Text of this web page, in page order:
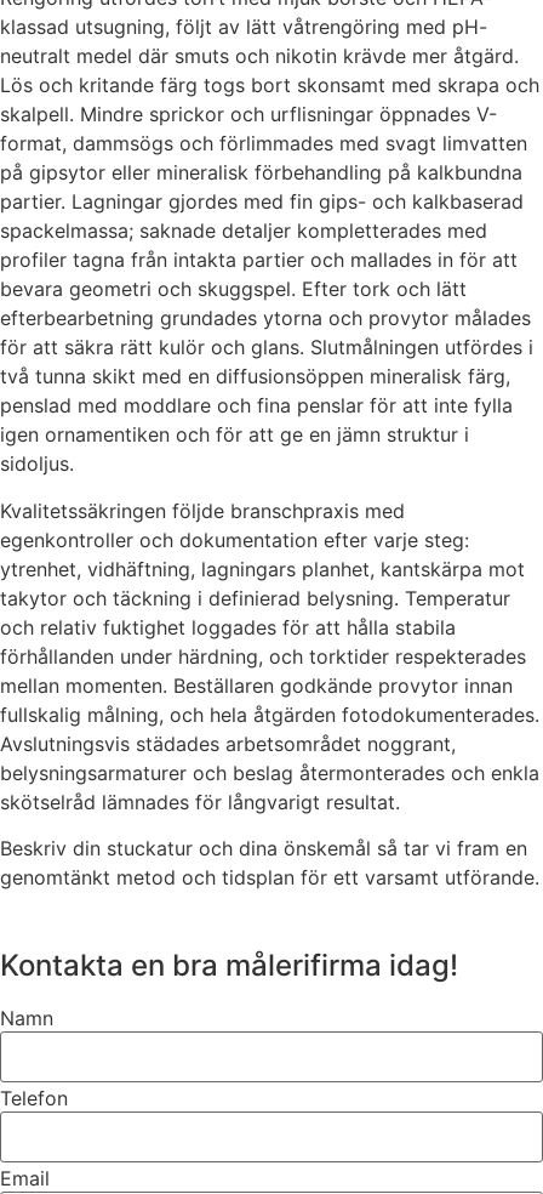
klassad utsugning, följt av lätt våtrengöring med pH-
neutralt medel där smuts och nikotin krävde mer åtgärd.
Lös och kritande färg togs bort skonsamt med skrapa och
skalpell. Mindre sprickor och urflisningar öppnades V-
format, dammsögs och förlimmades med svagt limvatten
på gipsytor eller mineralisk förbehandling på kalkbundna
partier. Lagningar gjordes med fin gips- och kalkbaserad
spackelmassa; saknade detaljer kompletterades med
profiler tagna från intakta partier och mallades in för att
bevara geometri och skuggspel. Efter tork och lätt
efterbearbetning grundades ytorna och provytor målades
för att säkra rätt kulör och glans. Slutmålningen utfördes i
två tunna skikt med en diffusionsöppen mineralisk färg,
penslad med moddlare och fina penslar för att inte fylla
igen ornamentiken och för att ge en jämn struktur i
sidoljus.
Kvalitetssäkringen följde branschpraxis med
egenkontroller och dokumentation efter varje steg:
ytrenhet, vidhäftning, lagningars planhet, kantskärpa mot
takytor och täckning i definierad belysning. Temperatur
och relativ fuktighet loggades för att hålla stabila
förhållanden under härdning, och torktider respekterades
mellan momenten. Beställaren godkände provytor innan
fullskalig målning, och hela åtgärden fotodokumenterades.
Avslutningsvis städades arbetsområdet noggrant,
belysningsarmaturer och beslag återmonterades och enkla
skötselråd lämnades för långvarigt resultat.
Beskriv din stuckatur och dina önskemål så tar vi fram en
genomtänkt metod och tidsplan för ett varsamt utförande.
Kontakta en bra målerifirma idag!
Namn
Telefon
Email